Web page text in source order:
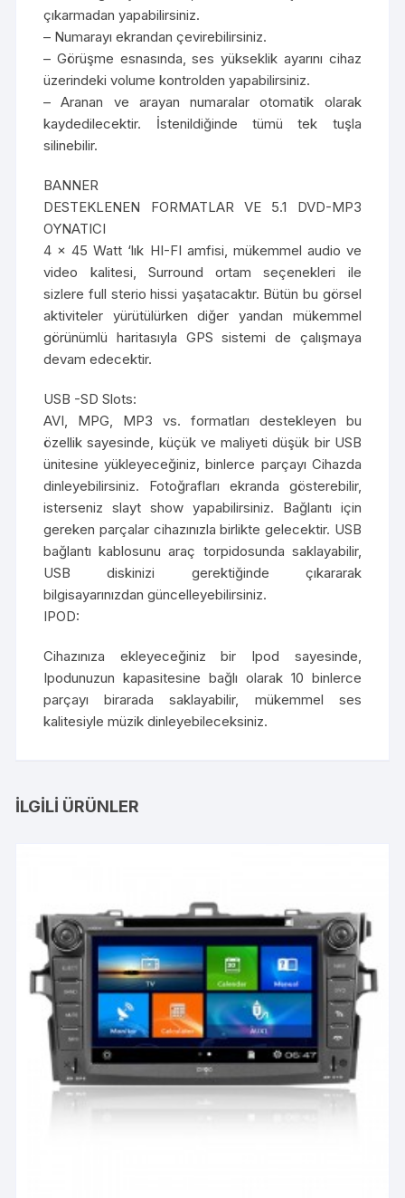
çıkarmadan yapabilirsiniz.
– Numarayı ekrandan çevirebilirsiniz.
– Görüşme esnasında, ses yükseklik ayarını cihaz
üzerindeki volume kontrolden yapabilirsiniz.
– Aranan ve arayan numaralar otomatik olarak
kaydedilecektir. İstenildiğinde tümü tek tuşla
silinebilir.
BANNER
DESTEKLENEN FORMATLAR VE 5.1 DVD-MP3
OYNATICI
4 x 45 Watt ‘lık HI-FI amfisi, mükemmel audio ve
video kalitesi, Surround ortam seçenekleri ile
sizlere full sterio hissi yaşatacaktır. Bütün bu görsel
aktiviteler yürütülürken diğer yandan mükemmel
görünümlü haritasıyla GPS sistemi de çalışmaya
devam edecektir.
USB -SD Slots:
AVI, MPG, MP3 vs. formatları destekleyen bu
özellik sayesinde, küçük ve maliyeti düşük bir USB
ünitesine yükleyeceğiniz, binlerce parçayı Cihazda
dinleyebilirsiniz. Fotoğrafları ekranda gösterebilir,
isterseniz slayt show yapabilirsiniz. Bağlantı için
gereken parçalar cihazınızla birlikte gelecektir. USB
bağlantı kablosunu araç torpidosunda saklayabilir,
USB diskinizi gerektiğinde çıkararak
bilgisayarınızdan güncelleyebilirsiniz.
IPOD:
Cihazınıza ekleyeceğiniz bir Ipod sayesinde,
Ipodunuzun kapasitesine bağlı olarak 10 binlerce
parçayı birarada saklayabilir, mükemmel ses
kalitesiyle müzik dinleyebileceksiniz.
İLGILI ÜRÜNLER